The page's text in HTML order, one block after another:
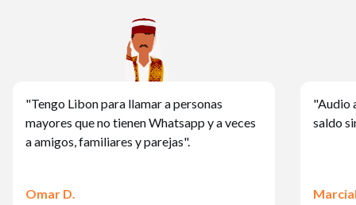
"Tengo Libon para llamar a personas
mayores que no tienen Whatsapp y a veces
a amigos, familiares y parejas".
Omar D.
"Audio
saldo